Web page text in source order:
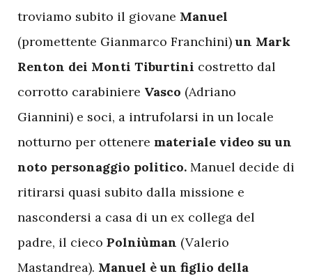
troviamo subito il giovane Manuel
(promettente Gianmarco Franchini)un Mark
Renton dei Monti Tiburtini costretto dal
corrotto carabiniere Vasco (Adriano
Giannini) e soci, a intrufolarsi in un locale
notturno per ottenere materiale video su un
noto personaggio politico. Manuel decide di
ritirarsi quasi subito dalla missione e
nascondersi a casa di un ex collega del
padre, il cieco Polniùman (Valerio
Mastandrea). Manuel è un figlio della